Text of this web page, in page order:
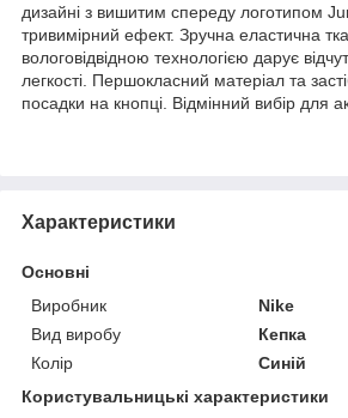
дизайні з вишитим спереду логотипом
тривимірний ефект. Зручна еластична
вологовідвідною технологією дарує
легкості. Першокласний матеріал та
посадки на кнопці. Відмінний вибір для
Характеристики
Основні
Виробник
Nike
Вид виробу
Кепка
Колір
Синій
Користувальницькі характеристики